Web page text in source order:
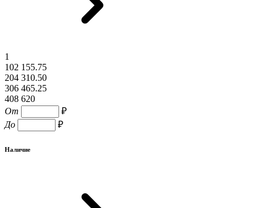
1
102 155.75
204 310.50
306 465.25
408 620
От
₽
До
₽
Наличие